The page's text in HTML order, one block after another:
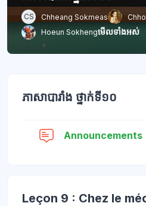
CS Chheang Sokmeas
Hoeun Sokhengមើលទាំងអស់
ភាសាបារាំង ថ្នាក់ទី១០
Announcements
Leçon 9 : Chez le